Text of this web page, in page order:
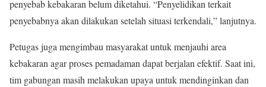
penyebab kebakaran belum diketahui. “Penyelidikan terkait
penyebabnya akan dilakukan setelah situasi terkendali,” lanjutnya.
Petugas juga mengimbau masyarakat untuk menjauhi area
kebakaran agar proses pemadaman dapat berjalan efektif. Saat ini,
tim gabungan masih melakukan upaya untuk mendinginkan dan